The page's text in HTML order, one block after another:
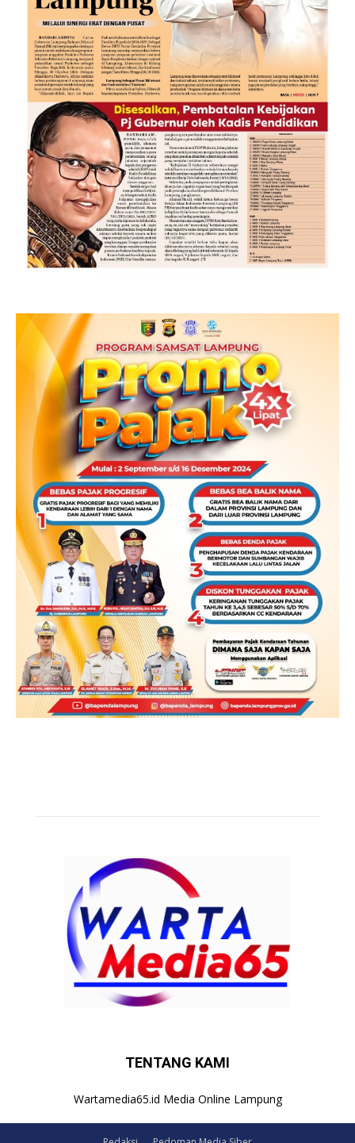
TENTANG KAMI
Wartamedia65.id Media Online Lampung